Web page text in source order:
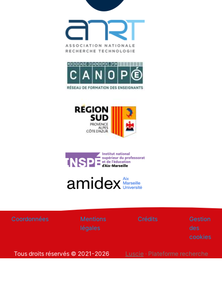
Coordonnées
Mentions
légales
Crédits
Gestion
des
cookies
Tous droits réservés © 2021-2026 Luscie· Plateforme recherche